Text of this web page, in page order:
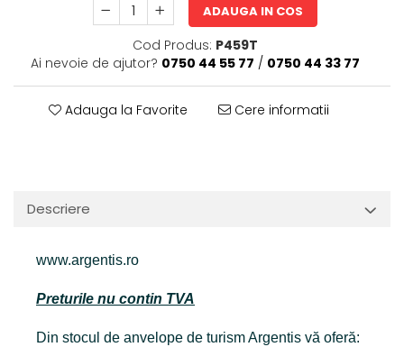
ADAUGA IN COS
Cod Produs: P459T
Ai nevoie de ajutor? 0750 44 55 77 / 0750 44 33 77
Adauga la Favorite Cere informatii
Descriere
www.argentis.ro
Preturile nu contin TVA
Din stocul de anvelope de turism Argentis vă oferă: